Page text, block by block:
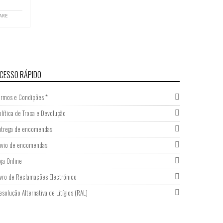
RÁPIDO
e Condições *
de Troca e Devolução
de encomendas
de encomendas
Online
de Reclamações Electrónico
Alternativa de Litígios (RAL)